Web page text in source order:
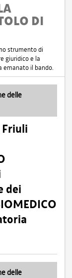
DI
strumento di
giuridico e la
emanato il bando.
delle
dei
delle